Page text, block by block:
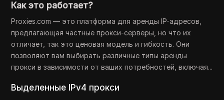
Как это работает?
Proxies.com — это платформа для аренды IP-адресов,
предлагающая частные прокси-серверы, но что их
отличает, так это ценовая модель и гибкость. Они
позволяют вам выбирать различные типы аренды
прокси в зависимости от ваших потребностей, включая...
Выделенные IPv4 прокси